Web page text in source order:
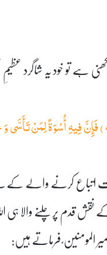
ہے تو خود یہ شاگرد
فَإِنَّ فِيهِ أُسْوَةً لِمَنْ تَأَسَّى
ذات اتباع کرنے والے
قدم پر چلنے والا
المومنین ؑ فرماتے ہیں: